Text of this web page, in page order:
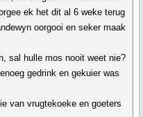
ek het dit al 6 weke terug
oorgooi en seker maak
sal hulle mos nooit weet nie?
gedrink en gekuier was
van vrugtekoeke en goeters